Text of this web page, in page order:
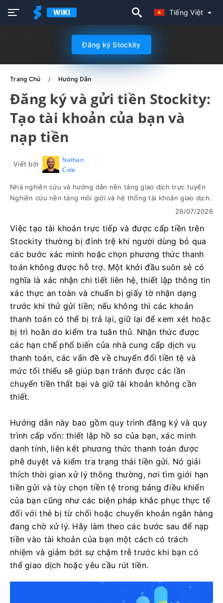
Tiếng Việt
Đăng ký Stockity
Trang Chủ Hướng Dẫn
Đăng ký và gửi tiền Stockity:
Tạo tài khoản của bạn và
nạp tiền
Viết bởi
Nathan
Cole
Nhà nghiên cứu và hướng dẫn nền tảng giao dịch trực tuyến
Nghiên cứu nền tảng môi giới và hệ thống tài khoản giao dịch.
29/07/2026
Việc tạo tài khoản trực tiếp và được cấp tiền trên
Stockity thường bị đình trệ khi người dùng bỏ qua
các bước xác minh hoặc chọn phương thức thanh
toán không được hỗ trợ. Một khởi đầu suôn sẻ có
nghĩa là xác nhận chi tiết liên hệ, thiết lập thông tin
xác thực an toàn và chuẩn bị giấy tờ nhận dạng
trước khi thử gửi tiền; nếu không thì các khoản
thanh toán có thể bị trả lại, giữ lại để xem xét hoặc
bị trì hoãn do kiểm tra tuân thủ. Nhận thức được
các hạn chế phổ biến của nhà cung cấp dịch vụ
thanh toán, các vấn đề về chuyển đổi tiền tệ và
mức tối thiểu sẽ giúp bạn tránh được các lần
chuyển tiền thất bại và giữ tài khoản không cần
thiết.
Hướng dẫn này bao gồm quy trình đăng ký và quy
trình cấp vốn: thiết lập hồ sơ của bạn, xác minh
danh tính, liên kết phương thức thanh toán được
phê duyệt và kiểm tra trạng thái tiền gửi. Nó giải
thích thời gian xử lý thông thường, nơi tìm giới hạn
tiền gửi và tùy chọn tiền tệ trong bảng điều khiển
của bạn cũng như các biện pháp khắc phục thực tế
đối với thẻ bị từ chối hoặc chuyển khoản ngân hàng
đang chờ xử lý. Hãy làm theo các bước sau để nạp
tiền vào tài khoản của bạn một cách có trách
nhiệm và giảm bớt sự chậm trễ trước khi bạn có
thể giao dịch hoặc yêu cầu rút tiền.